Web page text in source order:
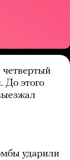
До этого
ударили